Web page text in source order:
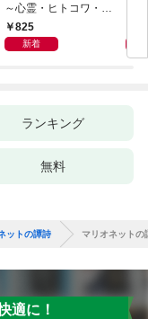
～心霊・ヒトコワ・不
思議・都市伝説～
825
新着
ランキング
無料
ットの譚詩 マリオネットの
適に！